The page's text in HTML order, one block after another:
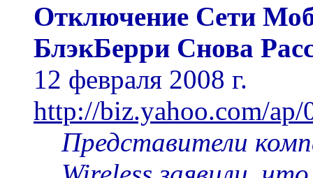
Отключение Сети
БлэкБерри Снова
12 февраля 2008 г.
http://biz.yahoo.com/
Представители